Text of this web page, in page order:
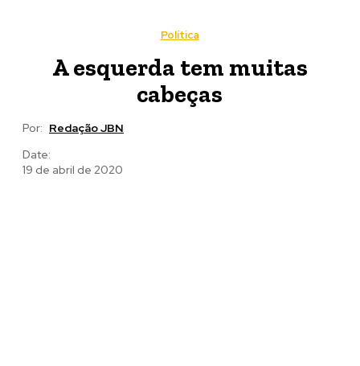
Política
A esquerda tem muitas
cabeças
Por: Redação JBN
Date:
19 de abril de 2020